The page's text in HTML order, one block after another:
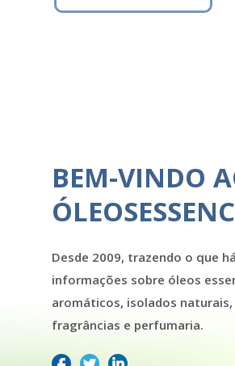
BEM-VINDO
Desde 2009, trazendo o que
informações sobre óleos
aromáticos, isolados
fragrâncias e perfumaria.